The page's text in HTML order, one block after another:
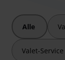
Von 23:00 bis
Kostenloser
Alle
Valet-